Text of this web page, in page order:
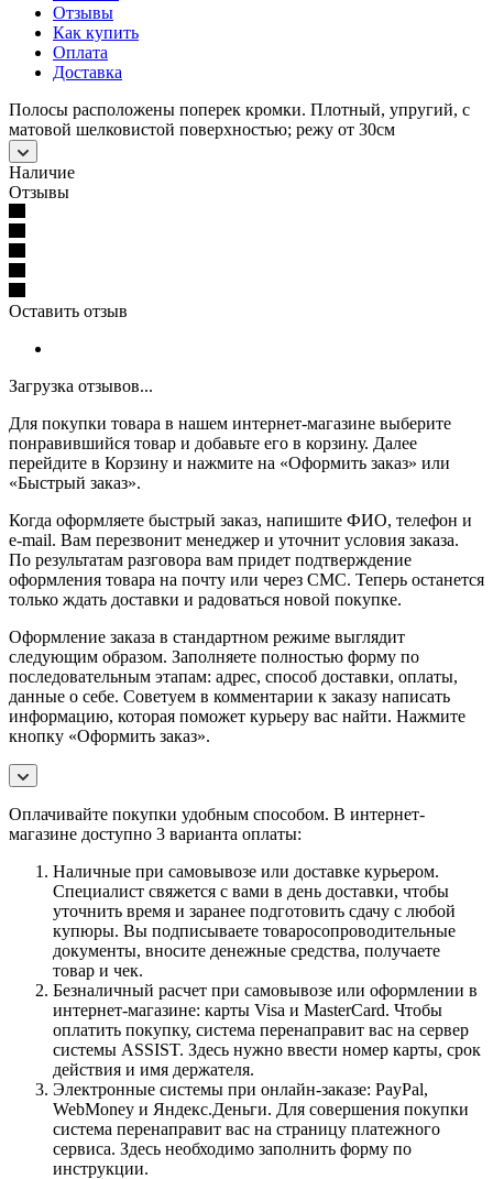
Отзывы
Как купить
Оплата
Доставка
Полосы расположены поперек кромки. Плотный, упругий, с
матовой шелковистой поверхностью; режу от 30см
Наличие
Отзывы
Оставить отзыв
Загрузка отзывов...
Для покупки товара в нашем интернет-магазине выберите
понравившийся товар и добавьте его в корзину. Далее
перейдите в Корзину и нажмите на «Оформить заказ» или
«Быстрый заказ».
Когда оформляете быстрый заказ, напишите ФИО, телефон и
e-mail. Вам перезвонит менеджер и уточнит условия заказа.
По результатам разговора вам придет подтверждение
оформления товара на почту или через СМС. Теперь останется
только ждать доставки и радоваться новой покупке.
Оформление заказа в стандартном режиме выглядит
следующим образом. Заполняете полностью форму по
последовательным этапам: адрес, способ доставки, оплаты,
данные о себе. Советуем в комментарии к заказу написать
информацию, которая поможет курьеру вас найти. Нажмите
кнопку «Оформить заказ».
Оплачивайте покупки удобным способом. В интернет-
магазине доступно 3 варианта оплаты:
Наличные при самовывозе или доставке курьером.
Специалист свяжется с вами в день доставки, чтобы
уточнить время и заранее подготовить сдачу с любой
купюры. Вы подписываете товаросопроводительные
документы, вносите денежные средства, получаете
товар и чек.
Безналичный расчет при самовывозе или оформлении в
интернет-магазине: карты Visa и MasterCard. Чтобы
оплатить покупку, система перенаправит вас на сервер
системы ASSIST. Здесь нужно ввести номер карты, срок
действия и имя держателя.
Электронные системы при онлайн-заказе: PayPal,
WebMoney и Яндекс.Деньги. Для совершения покупки
система перенаправит вас на страницу платежного
сервиса. Здесь необходимо заполнить форму по
инструкции.